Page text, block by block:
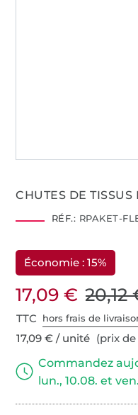
CHUTES DE TISSUS
RÉF.: RPAKET-
Économie : 15%
17,09 € 20,12
TTC hors frais de
17,09 € / unité (prix de
Commandez
lun., 10.08. et